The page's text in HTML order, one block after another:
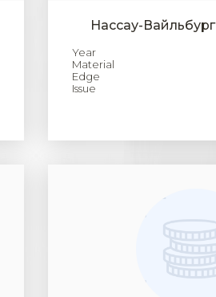
Нассау-Вайльбург
Year
Material
Edge
Issue